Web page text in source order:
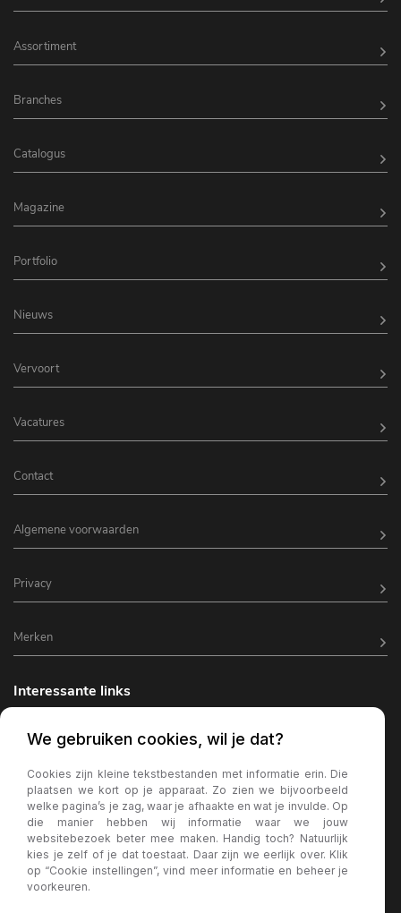
Assortiment
Branches
Catalogus
Magazine
Portfolio
Nieuws
Vervoort
Vacatures
Contact
Algemene voorwaarden
Privacy
Merken
Interessante links
Horeca inrichting
Horeca terrasverlichting
Kantine inrichting
Terrasstoelen
Wachtkamer bank
We gebruiken cookies, wil je dat?
Cookies zijn kleine tekstbestanden met informatie erin. Die
plaatsen we kort op je apparaat. Zo zien we bijvoorbeeld
welke pagina’s je zag, waar je afhaakte en wat je invulde. Op
die manier hebben wij informatie waar we jouw
websitebezoek beter mee maken. Handig toch? Natuurlijk
kies je zelf of je dat toestaat. Daar zijn we eerlijk over. Klik
op “Cookie instellingen”, vind meer informatie en beheer je
voorkeuren.